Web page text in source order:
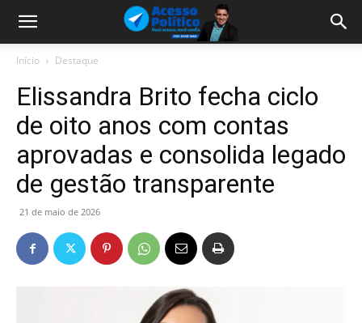
Início Destaque
Elissandra Brito fecha ciclo
de oito anos com contas
aprovadas e consolida legado
de gestão transparente
21 de maio de 2026